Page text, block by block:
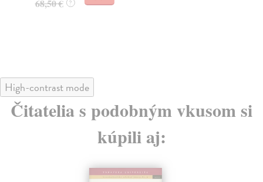
68,50 € ?
High-contrast mode
Čitatelia s podobným vkusom si
kúpili aj: